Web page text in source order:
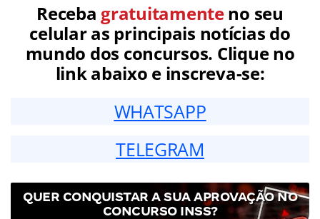
Receba gratuitamenteno seu
celular as principais notícias do
mundo dos concursos. Clique no
link abaixo e inscreva-se:
WHATSAPP
TELEGRAM
QUER CONQUISTAR A SUA APROVAÇÃO NO
CONCURSO INSS?